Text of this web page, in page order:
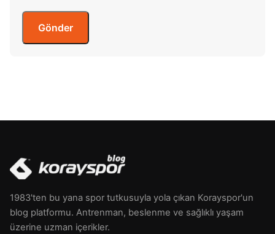
1983'ten bu yana spor tutkusuyla yola çıkan Korayspor'un
blog platformu. Antrenman, beslenme ve sağlıklı yaşam
üzerine uzman içerikler.